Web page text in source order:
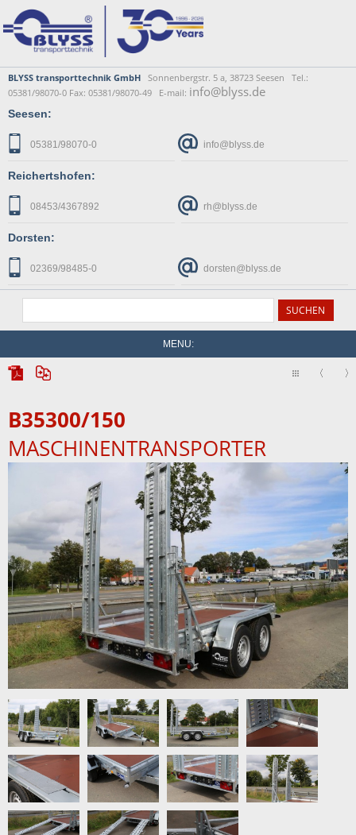
BLYSS transporttechnik GmbH Sonnenbergstr. 5 a, 38723 Seesen Tel.:
05381/98070-0 Fax: 05381/98070-49 E-mail: info@blyss.de
Seesen:
05381/98070-0 info@blyss.de
Reichertshofen:
08453/4367892 rh@blyss.de
Dorsten:
02369/98485-0 dorsten@blyss.de
MENU:
B35300/150
MASCHINENTRANSPORTER